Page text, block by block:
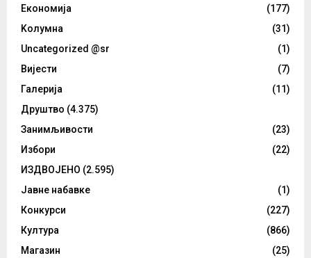
Eкономија
(177)
Kолумнa
(31)
Uncategorized @sr
(1)
Вијести
(7)
Галерија
(11)
Друштво (4.375)
Занимљивости
(23)
Избори
(22)
ИЗДВОЈЕНО (2.595)
Јавне набавке
(1)
Конкурси
(227)
Култура
(866)
Магазин
(25)